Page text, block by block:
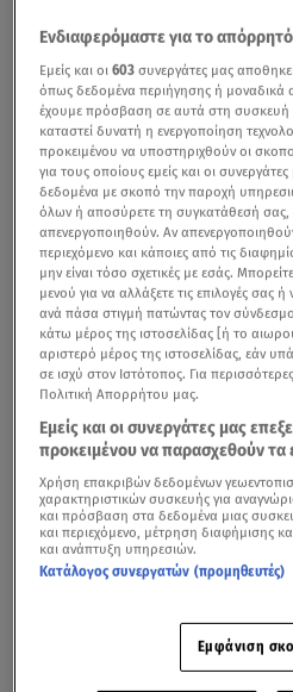
Ενδιαφερόμαστε για το
Εμείς και οι603 συνεργάτες μας
όπως δεδομένα περιήγησης ή μοναδικά
έχουμε πρόσβαση σε αυτά στη συσκευή
καταστεί δυνατή η ενεργοποίηση
προκειμένου να υποστηριχθούν οι
για τους οποίους εμείς και οι
δεδομένα με σκοπό την παροχή
όλων ή αποσύρετε τη συγκατάθεσή σας,
απενεργοποιηθούν. Αν
περιεχόμενο και κάποιες από τις
μην είναι τόσο σχετικές με εσάς.
μενού για να αλλάξετε τις επιλογές σας
ανά πάσα στιγμή πατώντας τον
κάτω μέρος της ιστοσελίδας [ή το
αριστερό μέρος της ιστοσελίδας, εάν
σε ισχύ στον Ιστότοπος. Για
Πολιτική Απορρήτου μας.
Εμείς και οι συνεργάτες μας
προκειμένου να παρασχεθούν τα
Χρήση επακριβών δεδομένων
χαρακτηριστικών συσκευής για
και πρόσβαση στα δεδομένα μιας
και περιεχόμενο, μέτρηση διαφήμισης
και ανάπτυξη υπηρεσιών.
Κατάλογος συνεργατών (προμηθευτές)
Εμφάνιση